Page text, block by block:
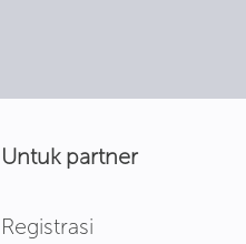
Untuk partner
Registrasi